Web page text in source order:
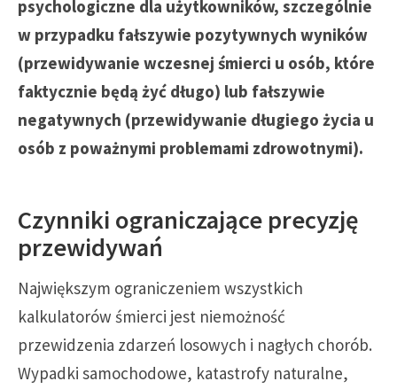
psychologiczne dla użytkowników, szczególnie
w przypadku fałszywie pozytywnych wyników
(przewidywanie wczesnej śmierci u osób, które
faktycznie będą żyć długo) lub fałszywie
negatywnych (przewidywanie długiego życia u
osób z poważnymi problemami zdrowotnymi).
Czynniki ograniczające precyzję
przewidywań
Największym ograniczeniem wszystkich
kalkulatorów śmierci jest niemożność
przewidzenia zdarzeń losowych i nagłych chorób.
Wypadki samochodowe, katastrofy naturalne,